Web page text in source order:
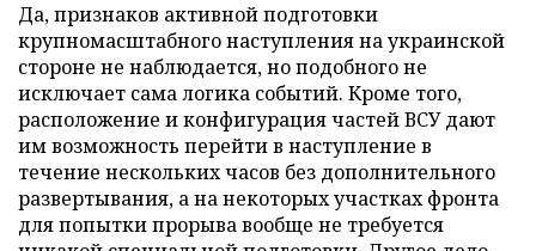
Да, признаков активной подготовки
крупномасштабного наступления на украинской
стороне не наблюдается, но подобного не
исключает сама логика событий. Кроме того,
расположение и конфигурация частей ВСУ дают
им возможность перейти в наступление в
течение нескольких часов без дополнительного
развертывания, а на некоторых участках фронта
для попытки прорыва вообще не требуется